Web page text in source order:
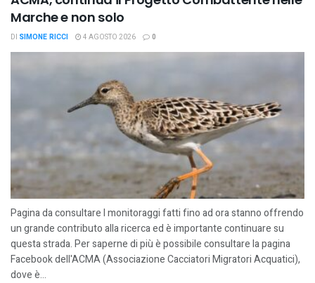
Marche e non solo
DI SIMONE RICCI 4 AGOSTO 2026 0
Pagina da consultare I monitoraggi fatti fino ad ora stanno offrendo
un grande contributo alla ricerca ed è importante continuare su
questa strada. Per saperne di più è possibile consultare la pagina
Facebook dell'ACMA (Associazione Cacciatori Migratori Acquatici),
dove è...